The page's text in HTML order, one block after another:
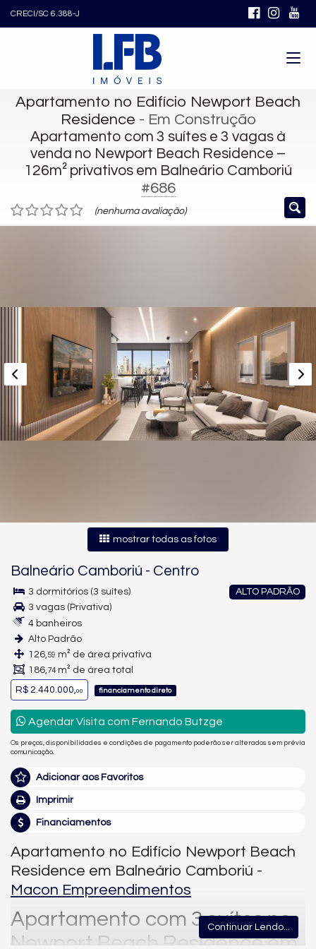
CRECI/SC 6.388-J
Apartamento no Edifício Newport Beach
Residence - Em Construção
Apartamento com 3 suítes e 3 vagas à
venda no Newport Beach Residence –
126m² privativos em Balneário Camboriú
#686
(nenhuma avaliação)
mostrar todas as fotos
Balneário Camboriú - Centro
ALTO PADRÃO
3 dormitórios (3 suítes)
3 vagas (Privativa)
4 banheiros
Alto Padrão
126,59 m² de área privativa
186,74 m² de área total
R$ 2.440.000,00 financiamento direto
Agendar Visita com Fernando Butzge
Os preços, disponibilidades e condições de pagamento poderão ser alterados sem prévia
comunicação.
Adicionar aos Favoritos
Imprimir
Financiamentos
Apartamento no Edifício Newport Beach
Residence em Balneário Camboriú -
Macon Empreendimentos
Apartamento com 3 suítes no
Newport Beach Residence em
Continuar Lendo...